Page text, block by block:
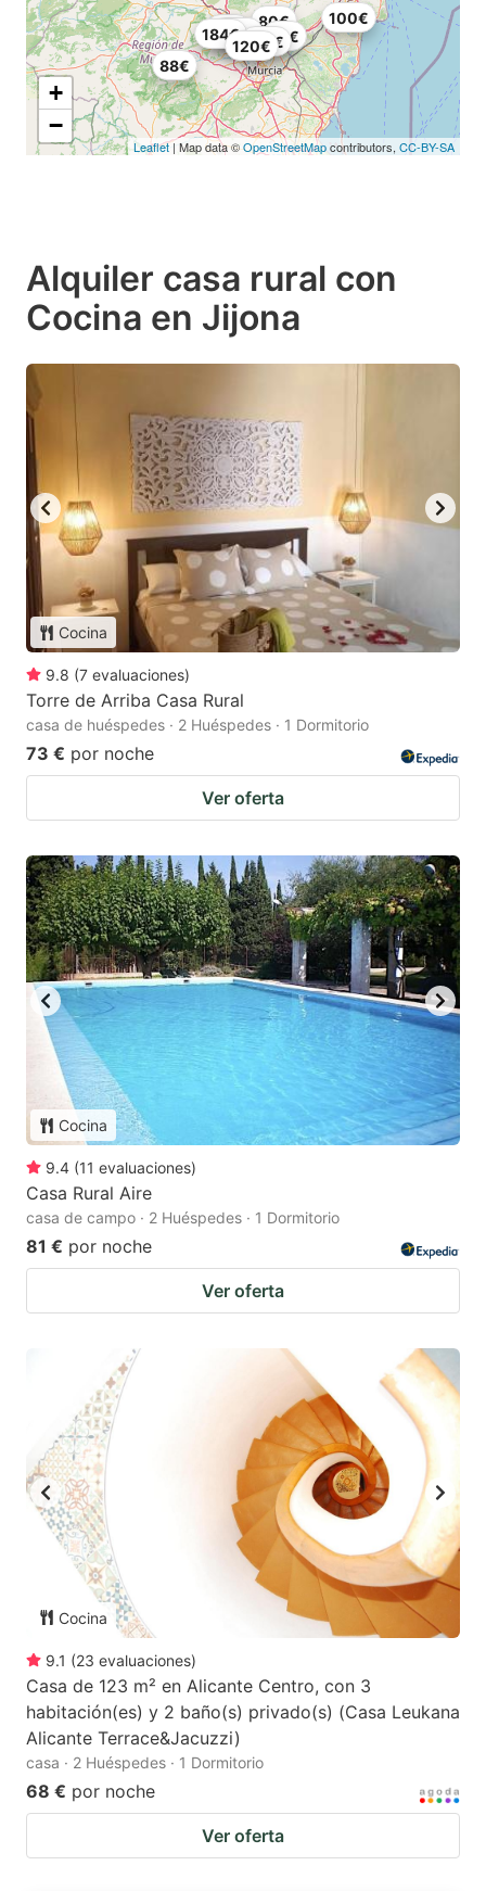
70€
80€
88€
90€
100€
120€
142€176€
184€
+
−
Leaflet| Map data ©OpenStreetMapcontributors, CC-BY-SA
Alquiler casa rural con
Cocina en Jijona
Cocina
9.8 (7 evaluaciones)
Torre de Arriba Casa Rural
casa de huéspedes · 2 Huéspedes · 1 Dormitorio
73 € por noche
Ver oferta
Cocina
9.4 (11 evaluaciones)
Casa Rural Aire
casa de campo · 2 Huéspedes · 1 Dormitorio
81 € por noche
Ver oferta
Cocina
9.1 (23 evaluaciones)
Casa de 123 m² en Alicante Centro, con 3
habitación(es) y 2 baño(s) privado(s) (Casa Leukana
Alicante Terrace&Jacuzzi)
casa · 2 Huéspedes · 1 Dormitorio
68 € por noche
Ver oferta